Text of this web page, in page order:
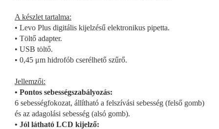
A készlet tartalma:
• Levo Plus digitális kijelzésű elektronikus pipetta.
• Töltő adapter.
• USB töltő.
• 0,45 μm hidrofób cserélhető szűrő.
Jellemzői:
• Pontos sebességszabályozás:
6 sebességfokozat, állítható a felszívási sebesség (felső gomb)
és az adagolási sebesség (alsó gomb).
• Jól látható LCD kijelző: